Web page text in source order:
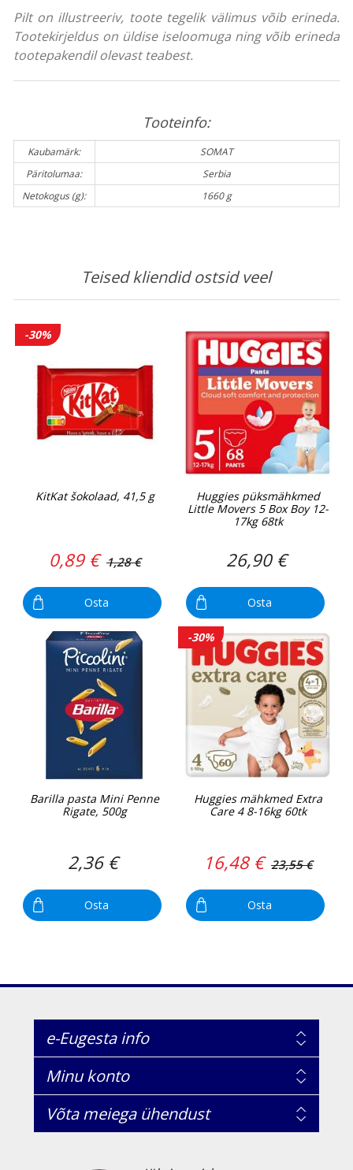
Pilt on illustreeriv, toote tegelik välimus võib erineda.
Tootekirjeldus on üldise iseloomuga ning võib erineda
tootepakendil olevast teabest.
Tooteinfo:
Kaubamärk:
SOMAT
Päritolumaa:
Serbia
Netokogus (g):
1660 g
Teised kliendid ostsid veel
-30%
KitKat šokolaad, 41,5 g
0,89 € 1,28 €
Osta
Huggies püksmähkmed
Little Movers 5 Box Boy 12-
17kg 68tk
26,90 €
Osta
Barilla pasta Mini Penne
Rigate, 500g
2,36 €
Osta
-30%
Huggies mähkmed Extra
Care 4 8-16kg 60tk
16,48 € 23,55 €
Osta
e-Eugesta info
Minu konto
Võta meiega ühendust